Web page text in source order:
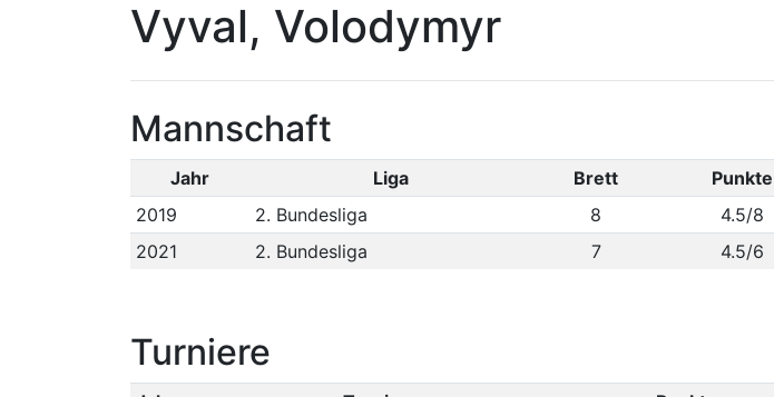
Vyval, Volodymyr
Mannschaft
Jahr Liga Brett Punkte
2019
2. Bundesliga 8 4.5/8
2021
2. Bundesliga 7 4.5/6
Turniere